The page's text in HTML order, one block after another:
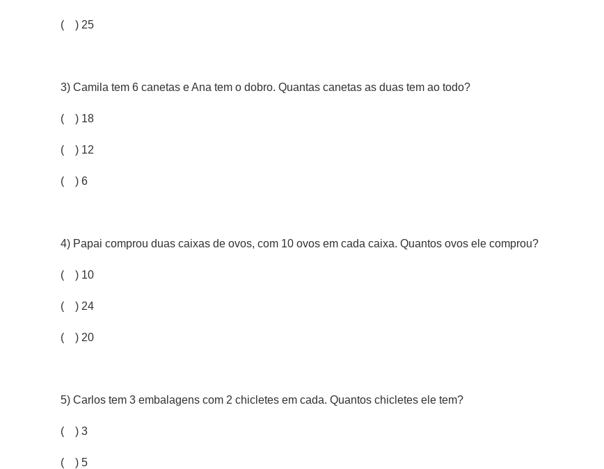
( ) 25
3) Camila tem 6 canetas e Ana tem o dobro. Quantas canetas as duas tem ao todo?
( ) 18
( ) 12
( ) 6
4) Papai comprou duas caixas de ovos, com 10 ovos em cada caixa. Quantos ovos ele comprou?
( ) 10
( ) 24
( ) 20
5) Carlos tem 3 embalagens com 2 chicletes em cada. Quantos chicletes ele tem?
( ) 3
( ) 5